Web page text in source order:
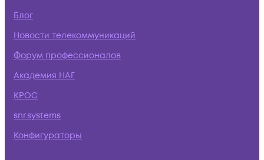
Блог
Новости телекоммуникаций
Форум профессионалов
Академия НАГ
КРОС
snr.systems
Конфигураторы